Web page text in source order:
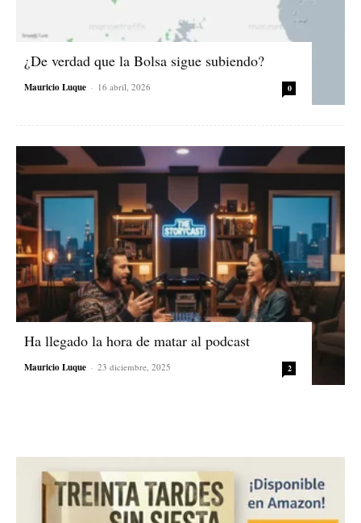
¿De verdad que la Bolsa sigue subiendo?
Mauricio Luque - 16 abril, 2026 0
Ha llegado la hora de matar al podcast
Mauricio Luque - 23 diciembre, 2025 2